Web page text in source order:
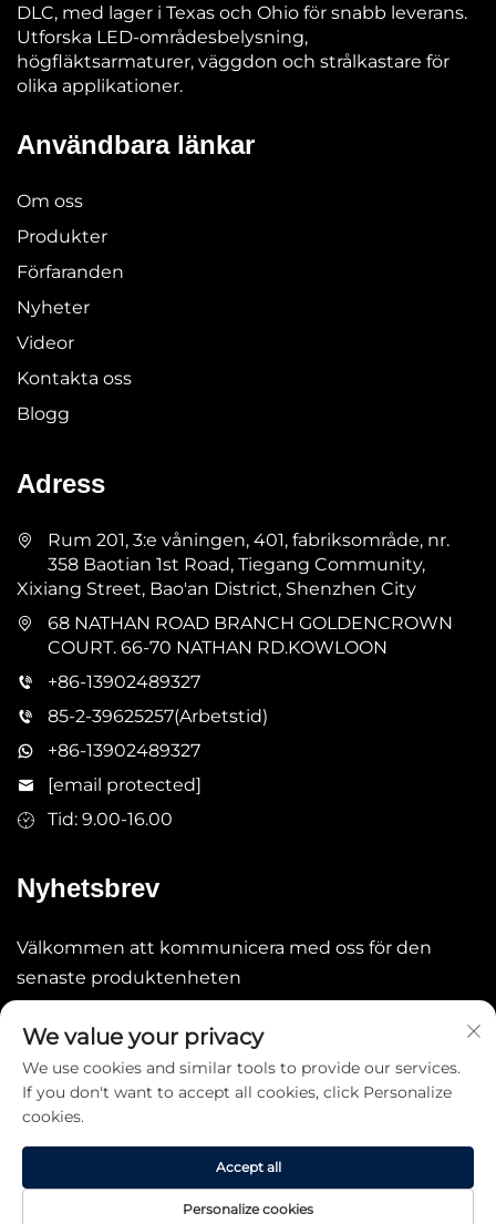
DLC, med lager i Texas och Ohio för snabb leverans.
Utforska LED-områdesbelysning,
högfläktsarmaturer, väggdon och strålkastare för
olika applikationer.
Användbara länkar
Om oss
Produkter
Förfaranden
Nyheter
Videor
Kontakta oss
Blogg
Adress
Rum 201, 3:e våningen, 401, fabriksområde, nr.
358 Baotian 1st Road, Tiegang Community,
Xixiang Street, Bao'an District, Shenzhen City
68 NATHAN ROAD BRANCH GOLDENCROWN
COURT. 66-70 NATHAN RD.KOWLOON
+86-13902489327
85-2-39625257(Arbetstid)
+86-13902489327
[email protected]
Tid: 9.00-16.00
Nyhetsbrev
Välkommen att kommunicera med oss för den
senaste produktenheten
Copyright © 2026 China STARLAKE LTD. Alla rättigheter
förbehållna. - Integritetspolicy
We value your privacy
We use cookies and similar tools to provide our services.
If you don't want to accept all cookies, click Personalize
cookies.
Personalize cookies
Accept all